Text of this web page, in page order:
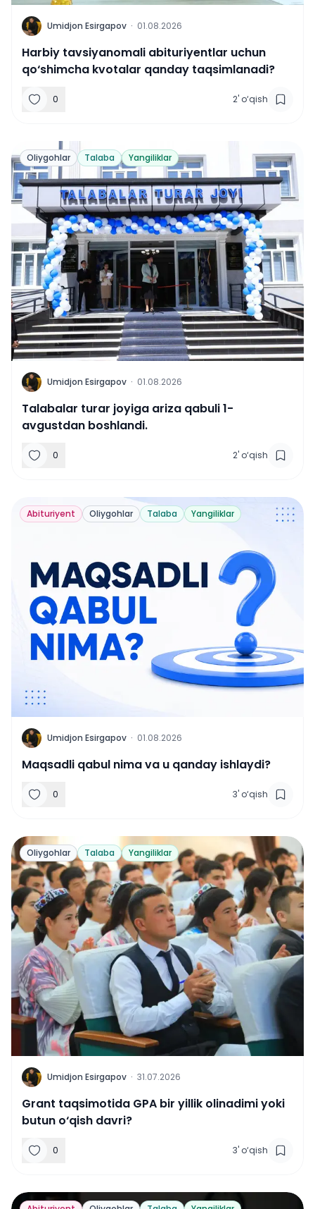
U Umidjon Esirgapov · 01.08.2026
Harbiy tavsiyanomali abituriyentlar uchun
qo‘shimcha kvotalar qanday taqsimlanadi?
0 2' o‘qish
Oliygohlar Talaba Yangiliklar
U Umidjon Esirgapov · 01.08.2026
Talabalar turar joyiga ariza qabuli 1-
avgustdan boshlandi.
0 2' o‘qish
Abituriyent Oliygohlar Talaba Yangiliklar
U Umidjon Esirgapov · 01.08.2026
Maqsadli qabul nima va u qanday ishlaydi?
0 3' o‘qish
Oliygohlar Talaba Yangiliklar
U Umidjon Esirgapov · 31.07.2026
Grant taqsimotida GPA bir yillik olinadimi yoki
butun o‘qish davri?
0 3' o‘qish